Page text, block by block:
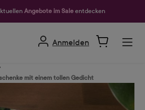
Angebote im Sale entdecken
Anmelden
mit einem tollen Gedicht